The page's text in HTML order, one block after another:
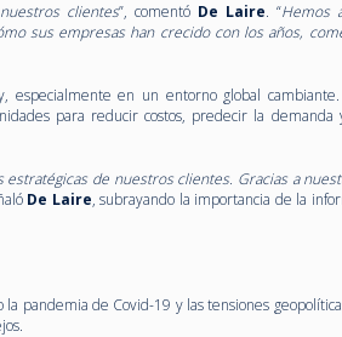
clientes”, comentó De Laire. “Hemos
sus empresas han crecido con los años,
especialmente en un entorno global cambiante.
para reducir costos, predecir la demanda
de nuestros clientes. Gracias a
De Laire, subrayando la importancia de la
pandemia de Covid-19 y las tensiones